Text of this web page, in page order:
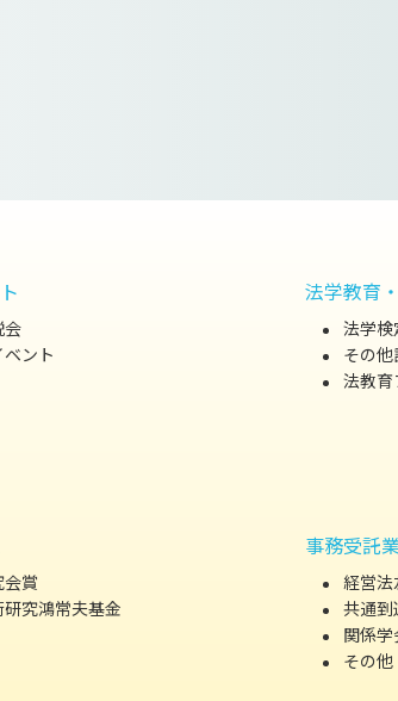
会
ント
法学教育
法学
その
法教育
賞
究鴻常夫基金
事務受託
経営法
共通
関係
その他